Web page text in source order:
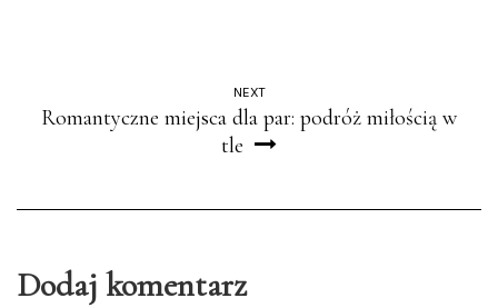
NEXT
Romantyczne miejsca dla par: podróż miłością w
tle
Dodaj komentarz